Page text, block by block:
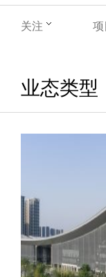
关注 项
业态类型